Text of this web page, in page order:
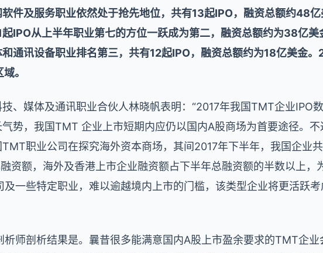
件及服务职业依然处于抢先地位，共有13起IPO，融资总额约48
IPO从上半年职业第七的方位一跃成为第二，融资总额约为38亿
通讯设备职业排名第三，共有12起IPO，融资总额约为18亿美金
。
、媒体及通讯职业合伙人林晓帆表明：“2017年我国TMT企业IPO
势，我国TMT 企业上市短期内应仍以国内A股商场为首要途径。
职业公司在探究海外资本商场，其间2017年下半年，我国企业
资额，海外及香港上市企业融资额占下半年总融资额的半数以上，
一些特定职业，难以逾越境内上市的门槛，该类型企业将更活跃
析师剖析结果是。曩昔很多能满意国内A股上市盈余要求的TMT企